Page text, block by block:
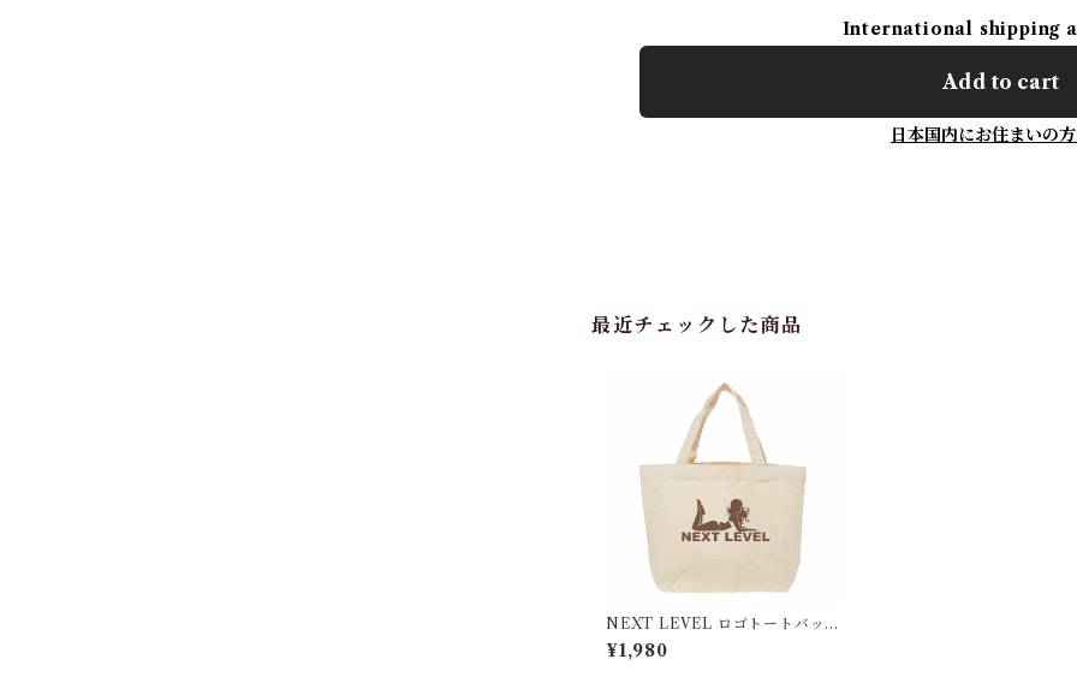
International shipping
Add to cart
日本国内にお住まいの
最近チェックした商品
NEXT LEVEL ロゴトートバッ
グ
¥1,980